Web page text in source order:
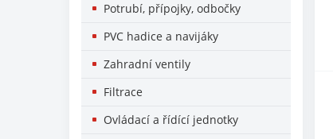
Potrubí, přípojky, odbočky
PVC hadice a navijáky
Zahradní ventily
Filtrace
Ovládací a řídící jednotky